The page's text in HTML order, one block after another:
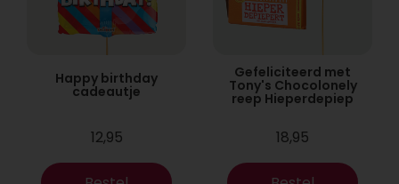
Happy birthday
cadeautje
12,95
Gefeliciteerd met
Tony's Chocolonely
reep Hieperdepiep
18,95